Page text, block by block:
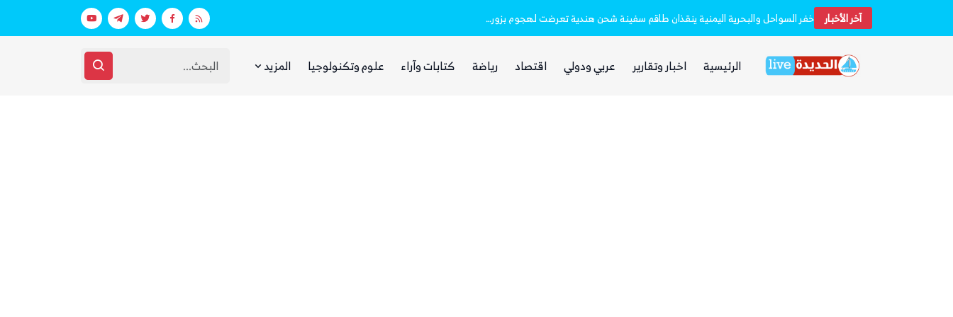
آخر الأخبار خفر السواحل والبحرية اليمنية ينقذان طاقم سفينة شحن هندية تعرضت لهجوم بزورق مفخخ بينما يجوع اليمنيون.. شبكات حوثية
الرئيسية اخبار وتقارير عربي ودولي اقتصاد رياضة كتابات وآراء علوم وتكنولوجيا المزيد